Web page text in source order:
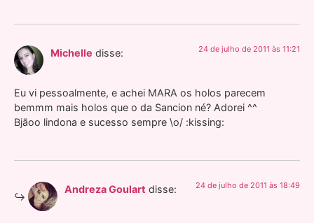
Michelle disse: 24 de julho de 2011 às 11:21
Eu vi pessoalmente, e achei MARA os holos parecem
bemmm mais holos que o da Sancion né? Adorei ^^
Bjãoo lindona e sucesso sempre \o/ :kissing:
Andreza Goulart disse: 24 de julho de 2011 às 18:49